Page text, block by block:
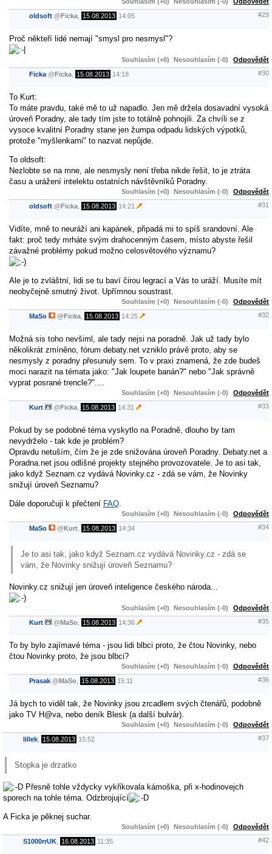
oldsoft @Ficka 15.08.2013 14:05 #29
Proč někteří lidé nemají "smysl pro nesmysl"?
Souhlasím (+0) Nesouhlasím (-0) Odpovědět
Ficka @Ficka 15.08.2013 14:18 #30
To Kurt:
To máte pravdu, také mě to už napadlo. Jen mě držela dosavadní vysoká
úroveň Poradny, ale tady tím jste to totálně pohnojili. Za chvíli se z
vysoce kvalitní Poradny stane jen žumpa odpadu lidských výpotků,
protože "myšlenkami" to nazvat nepůjde.
To oldsoft:
Nezlobte se na mne, ale nesmysly není třeba nikde řešit, to je ztráta
času a urážení intelektu ostatních návštěvníků Poradny.
Souhlasím (+0) Nesouhlasím (-0) Odpovědět
oldsoft @Ficka 15.08.2013 14:21 #31
Vidíte, mně to neuráží ani kapánek, připadá mi to spíš srandovní. Ale
fakt: proč tedy mrháte svým drahocenným časem, místo abyste řešil
závažné problémy pokud možno celosvětového významu?
Ale je to zvláštní, lidi se tu baví čirou legrací a Vás to uráží. Musíte mít
neobyčejně smutný život. Upřímnou soustrast.
Souhlasím (+0) Nesouhlasím (-0) Odpovědět
MaSo @Ficka 15.08.2013 14:25 #32
Možná sis toho nevšiml, ale tady nejsi na poradně. Jak už tady bylo
několikrát zmíněno, fórum debaty.net vzniklo právě proto, aby se
nesmysly z poradny přesunuly sem. To v praxi znamená, že zde budeš
moci narazit na témata jako: "Jak loupete banán?" nebo "Jak správně
vyprat posrané trencle?"....
Souhlasím (+0) Nesouhlasím (-0) Odpovědět
Kurt @Ficka 15.08.2013 14:31 #33
Pokud by se podobné téma vyskytlo na Poradně, dlouho by tam
nevydrželo - tak kde je problém?
Opravdu netuším, čím že je zde snižována úroveň Poradny. Debaty.net a
Poradna.net jsou odlišné projekty stejného provozovatele. Je to asi tak,
jako když Seznam.cz vydává Novinky.cz - zdá se vám, že Novinky
snižují úroveň Seznamu?
Dále doporučuji k přečtení FAQ
Souhlasím (+0) Nesouhlasím (-0) Odpovědět
MaSo @Kurt 15.08.2013 14:34 #34
Je to asi tak, jako když Seznam.cz vydává Novinky.cz - zdá se
vám, že Novinky snižují úroveň Seznamu?
Novinky.cz snižují jen úroveň inteligence českého národa...
Souhlasím (+0) Nesouhlasím (-0) Odpovědět
Kurt @MaSo 15.08.2013 14:36 #35
To by bylo zajímavé téma - jsou lidi blbci proto, že čtou Novinky, nebo
čtou Novinky proto, že jsou blbci?
Souhlasím (+0) Nesouhlasím (-0) Odpovědět
Prasak @MaSo 15.08.2013 15:11 #36
Já bych to viděl tak, že Novinky jsou zrcadlem svých čtenářů, podobně
jako TV H@va, nebo deník Blesk (a další bulvár).
Souhlasím (+0) Nesouhlasím (-0) Odpovědět
lillek 15.08.2013 15:52 #37
Stopka je drzatko
Přesně tohle vždycky vykřikovala kámoška, při x-hodinovejch
sporech na tohle téma. Odzbrojující
A Ficka je pěknej suchar.
Souhlasím (+0) Nesouhlasím (-0) Odpovědět
S1000rrUK 16.08.2013 11:35 #42